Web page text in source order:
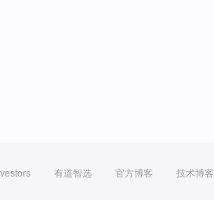
有道智选 官方博客 技术博客